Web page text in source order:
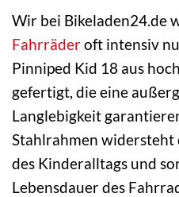
Wir bei Bikeladen24.de
Fahrräderoft intensiv
Pinniped Kid 18 aus
gefertigt, die eine
Langlebigkeit
Stahlrahmen widersteht
des Kinderalltags und
Lebensdauer des